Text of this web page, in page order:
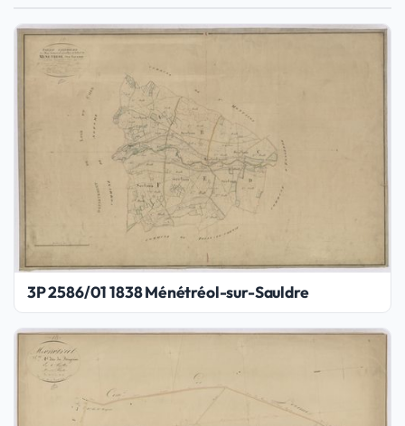
3P 2586/01 1838 Ménétréol-sur-Sauldre